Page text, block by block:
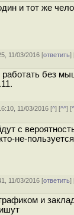
и тот же
11/03/2016 [ответить]
работать без
11/03/2016 [^] [^^] [
с
не-
11/03/2016 [ответить]
и